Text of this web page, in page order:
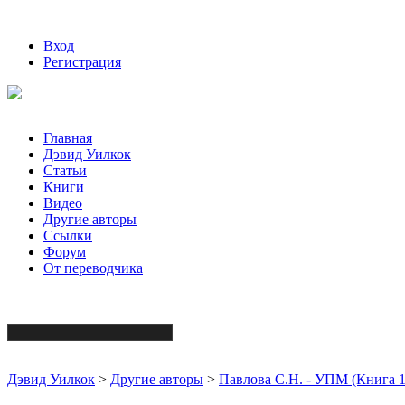
Вход
Регистрация
Главная
Дэвид Уилкок
Статьи
Книги
Видео
Другие авторы
Ссылки
Форум
От переводчика
Дэвид Уилкок > Другие авторы > Павлова С.Н. - УПМ (Книга